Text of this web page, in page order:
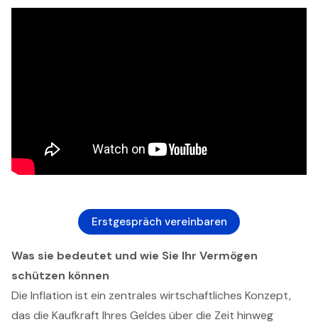
Erstgespräch vereinbaren
Was sie bedeutet und wie Sie Ihr Vermögen
schützen können
Die Inflation ist ein zentrales wirtschaftliches Konzept,
das die Kaufkraft Ihres Geldes über die Zeit hinweg